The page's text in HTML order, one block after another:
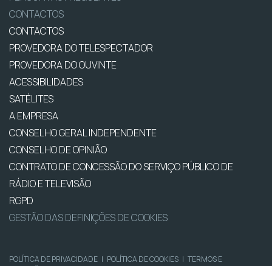
CONTACTOS
CONTACTOS
PROVEDORA DO TELESPECTADOR
PROVEDORA DO OUVINTE
ACESSIBILIDADES
SATÉLITES
A EMPRESA
CONSELHO GERAL INDEPENDENTE
CONSELHO DE OPINIÃO
CONTRATO DE CONCESSÃO DO SERVIÇO PÚBLICO DE
RÁDIO E TELEVISÃO
RGPD
GESTÃO DAS DEFINIÇÕES DE COOKIES
POLÍTICA DE PRIVACIDADE | POLÍTICA DE COOKIES | TERMOS E